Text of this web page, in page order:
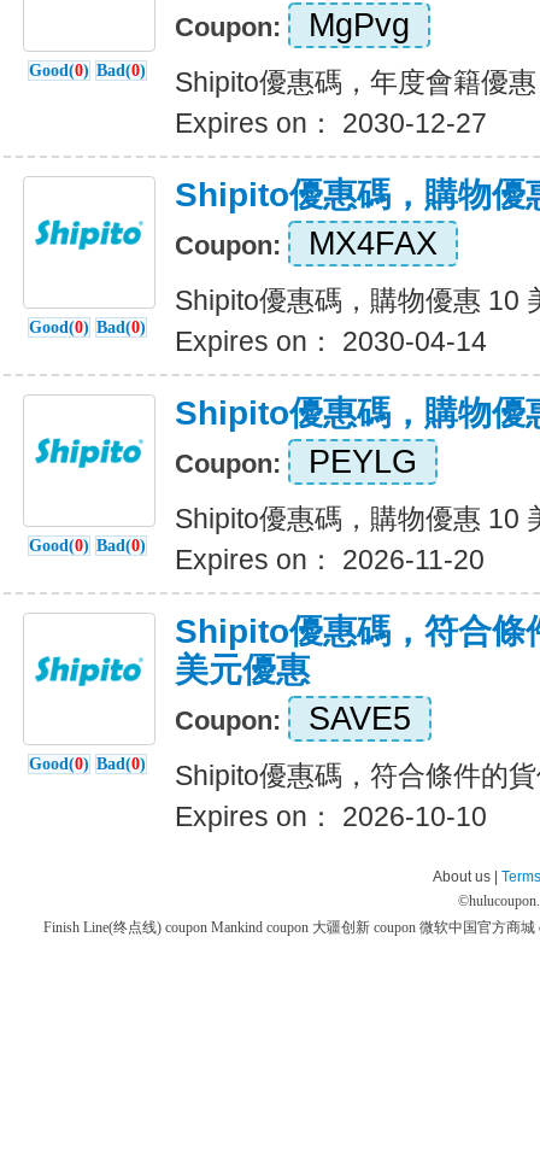
Good(0) Bad(0)
Coupon: MgPvg
Shipito優惠碼，年度會籍優
Expires on： 2030-12-27
Good(0) Bad(0)
Shipito優惠碼，購物優
Coupon: MX4FAX
Shipito優惠碼，購物優惠 10
Expires on： 2030-04-14
Good(0) Bad(0)
Shipito優惠碼，購物優
Coupon: PEYLG
Shipito優惠碼，購物優惠 10
Expires on： 2026-11-20
Good(0) Bad(0)
Shipito優惠碼，符合條
美元優惠
Coupon: SAVE5
Shipito優惠碼，符合條件的
Expires on： 2026-10-10
About us |
©
Finish Line(终点线) coupon Mankind coupon 大疆创新 coupon 微软中国官方商城